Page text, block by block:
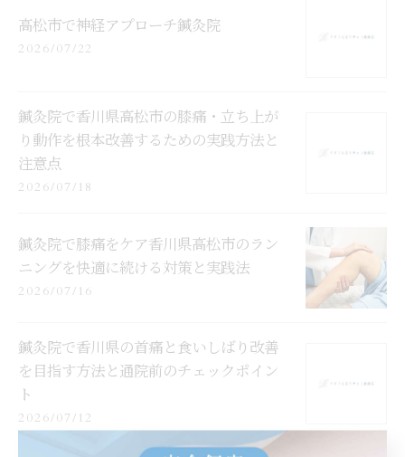
高松市で神経アプローチ鍼灸院
2026/07/22
鍼灸院で香川県高松市の膝痛・立ち上が
り動作を根本改善するための実践方法と
注意点
2026/07/18
鍼灸院で膝痛をケア香川県高松市のラン
ニングを快適に続ける対策と実践法
2026/07/16
鍼灸院で香川県の首痛と食いしばり改善
を目指す方法と通院前のチェックポイン
ト
2026/07/12